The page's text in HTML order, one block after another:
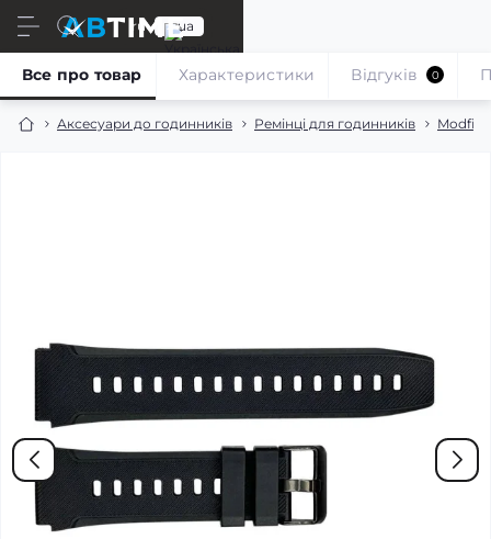
ru ua
Аксесуари до годинників Ремінці для годинників Modfit
Все про товар Характеристики Відгуків 0